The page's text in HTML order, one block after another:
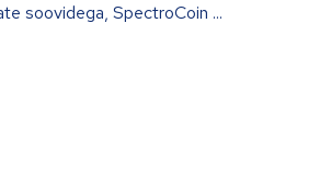
soovidega, SpectroCoin